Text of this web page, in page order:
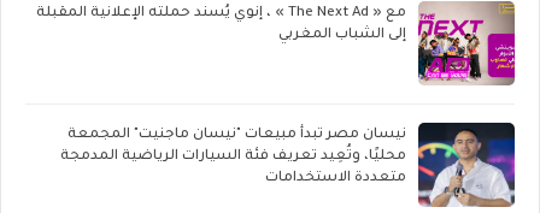
مع « The Next Ad » ، إنوي يُسند حملته الإعلانية المقبلة
إلى الشباب المغربي
نيسان مصر تبدأ مبيعات "نيسان ماجنيت" المجمعة
محليًا، وتُعِيد تعريف فئة السيارات الرياضية المدمجة
متعددة الاستخدامات